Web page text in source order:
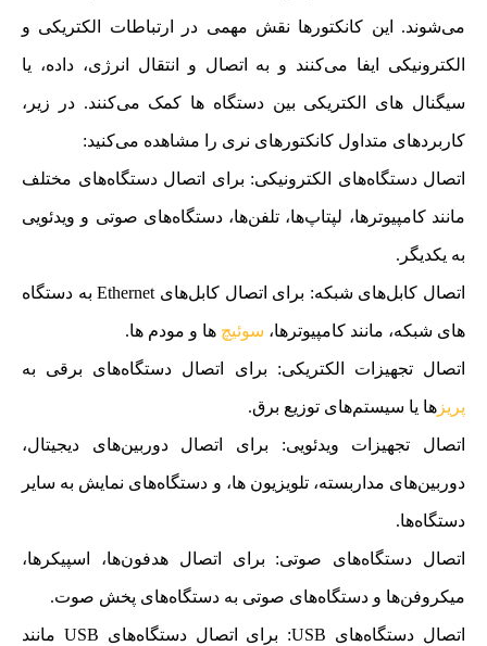
می‌شوند. این کانکتورها نقش مهمی در ارتباطات الکتریکی و
الکترونیکی ایفا می‌کنند و به اتصال و انتقال انرژی، داده، یا
سیگنال‌ های الکتریکی بین دستگاه‌ ها کمک می‌کنند. در زیر،
کاربردهای متداول کانکتورهای نری را مشاهده می‌کنید:
اتصال دستگاه‌های الکترونیکی: برای اتصال دستگاه‌های مختلف
مانند کامپیوترها، لپتاپ‌ها، تلفن‌ها، دستگاه‌های صوتی و ویدئویی
به یکدیگر.
اتصال کابل‌های شبکه: برای اتصال کابل‌های Ethernet به دستگاه‌
های شبکه، مانند کامپیوترها، سوئیچ‌ ها و مودم‌ ها.
اتصال تجهیزات الکتریکی: برای اتصال دستگاه‌های برقی به
پریز ها یا سیستم‌های توزیع برق.
اتصال تجهیزات ویدئویی: برای اتصال دوربین‌های دیجیتال،
دوربین‌های مداربسته، تلویزیون‌ ها، و دستگاه‌های نمایش به سایر
دستگاه‌ها.
اتصال دستگاه‌های صوتی: برای اتصال هدفون‌ها، اسپیکرها،
میکروفن‌ها و دستگاه‌های صوتی به دستگاه‌های پخش صوت.
اتصال دستگاه‌های USB: برای اتصال دستگاه‌های USB مانند